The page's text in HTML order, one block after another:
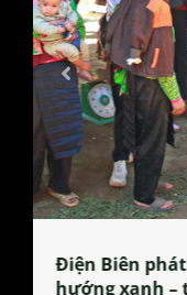
Làng làm
tỏa đặc sản